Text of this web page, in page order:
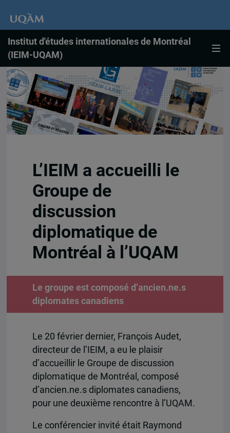
Institut d'études internationales de Montréal
(IEIM-UQAM)
L’IEIM a accueilli le
Groupe de
discussion
diplomatique de
Montréal à l’UQAM
Le groupe est composé d’ancien.ne.s
diplomates canadiens
Le 20 février dernier, François Audet,
directeur de l’IEIM, a eu le plaisir
d’accueillir le Groupe de discussion
diplomatique de Montréal, composé
d’ancien.ne.s diplomates canadiens,
pour une deuxième rencontre à l’UQAM.
Le conférencier invité était Raymond